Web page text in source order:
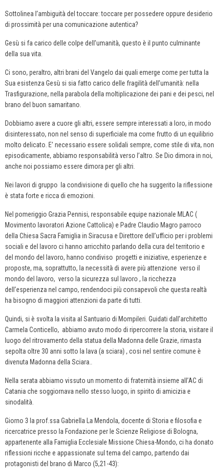
Sottolinea l’ambiguità del toccare: toccare per possedere oppure desiderio
di prossimità per una comunicazione autentica?
Gesù si fa carico delle colpe dell’umanità, questo è il punto culminante
della sua vita.
Ci sono, peraltro, altri brani del Vangelo dai quali emerge come per tutta la
Sua esistenza Gesù si sia fatto carico delle fragilità dell’umanità: nella
Trasfigurazione, nella parabola della moltiplicazione dei pani e dei pesci, nel
brano del buon samaritano.
Dobbiamo avere a cuore gli altri, essere sempre interessati a loro, in modo
disinteressato, non nel senso di superficiale ma come frutto di un equilibrio
molto delicato. E’ necessario essere solidali sempre, come stile di vita, non
episodicamente, abbiamo responsabilità verso l’altro. Se Dio dimora in noi,
anche noi possiamo essere dimora per gli altri.
Nei lavori di gruppo la condivisione di quello che ha suggerito la riflessione
è stata forte e ricca di emozioni.
Nel pomeriggio Grazia Pennisi, responsabile equipe nazionale MLAC (
Movimento lavoratori Azione Cattolica) e Padre Claudio Magro parroco
della Chiesa Sacra Famiglia in Siracusa e Direttore dell’ufficio per i problemi
sociali e del lavoro ci hanno arricchito parlando della cura del territorio e
del mondo del lavoro, hanno condiviso progetti e iniziative, esperienze e
proposte, ma, soprattutto, la necessità di avere più attenzione verso il
mondo del lavoro, verso la sicurezza sul lavoro , la ricchezza
dell’esperienza nel campo, rendendoci più consapevoli che questa realtà
ha bisogno di maggiori attenzioni da parte di tutti.
Quindi, si è svolta la visita al Santuario di Mompileri. Guidati dall’architetto
Carmela Conticello, abbiamo avuto modo di ripercorrere la storia, visitare il
luogo del ritrovamento della statua della Madonna delle Grazie, rimasta
sepolta oltre 30 anni sotto la lava (a sciara) , cosi nel sentire comune è
divenuta Madonna della Sciara..
Nella serata abbiamo vissuto un momento di fraternità insieme all’AC di
Catania che soggiornava nello stesso luogo, in spirito di amicizia e
sinodalità.
Giorno 3 la prof.ssa Gabriella La Mendola, docente di Storia e filosofia e
ricercatrice presso la Fondazione per le Scienze Religiose di Bologna,
appartenente alla Famiglia Ecclesiale Missione Chiesa-Mondo, ci ha donato
riflessioni ricche e appassionate sul tema del campo, partendo dai
protagonisti del brano di Marco (5,21-43):